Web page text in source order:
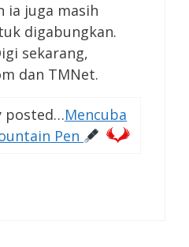
ia juga masih
digabungkan.
sekarang,
dan TMNet.
posted…Mencuba
Pen